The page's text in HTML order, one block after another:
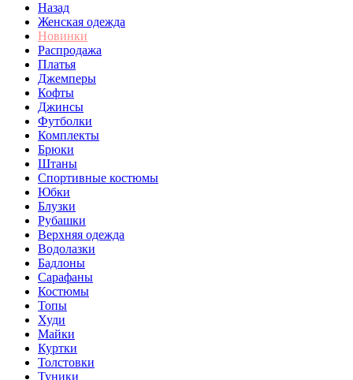
Назад
Женская одежда
Новинки
Распродажа
Платья
Джемперы
Кофты
Джинсы
Футболки
Комплекты
Брюки
Штаны
Спортивные костюмы
Юбки
Блузки
Рубашки
Верхняя одежда
Водолазки
Бадлоны
Сарафаны
Костюмы
Топы
Худи
Майки
Куртки
Толстовки
Туники